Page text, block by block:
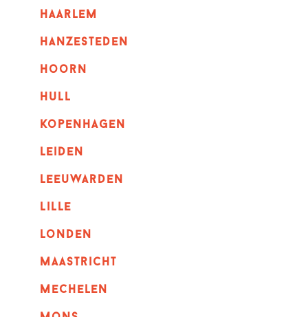
haarlem
hanzesteden
hoorn
hull
kopenhagen
leiden
leeuwarden
lille
londen
maastricht
mechelen